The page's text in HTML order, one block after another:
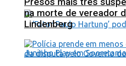
na morte de vereador
Lindenberg